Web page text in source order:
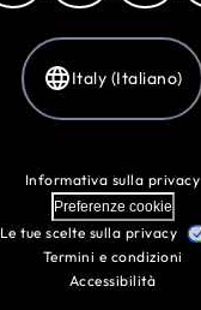
Italy (Italiano)
Informativa sulla privacy
Preferenze cookie
Le tue scelte sulla privacy
Termini e condizioni
Accessibilità